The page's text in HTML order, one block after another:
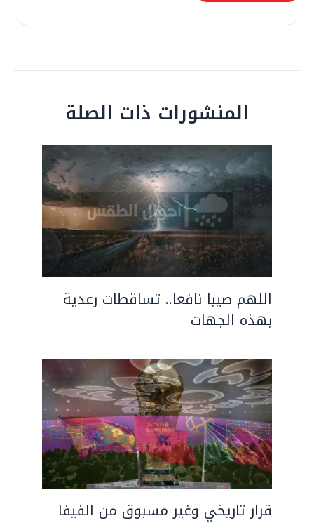
المنشورات ذات الصلة
اللهم صيبا نافعا.. تساقطات رعدية
بهذه الجهات
قرار تاريخي وغير مسبوق من الفيفا